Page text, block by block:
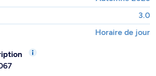
3.0
Horaire de jour